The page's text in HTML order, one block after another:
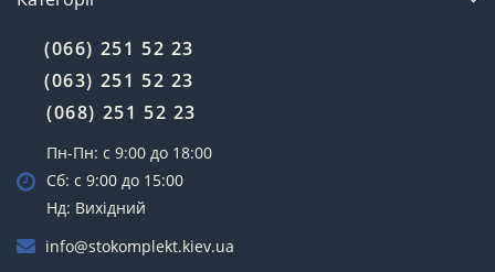
(066) 251 52 23
(063) 251 52 23
(068) 251 52 23
Пн-Пн: с 9:00 до 18:00
Сб: с 9:00 до 15:00
Нд: Вихідний
info@stokomplekt.kiev.ua